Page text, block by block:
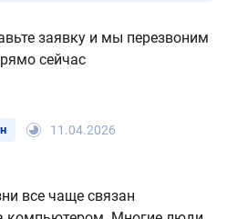
11.04.2026
все чаще связан
заявку и мы перезвоним
сейчас